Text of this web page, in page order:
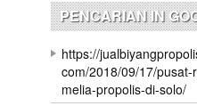
PENCARIAN IN
https://
com/2018/09/17/
melia-propolis-di-solo/